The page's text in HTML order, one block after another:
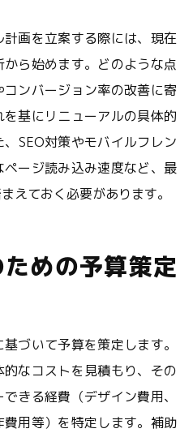
画を立案する際には、現在
ら始めます。どのような点
ンバージョン率の改善に寄
基にリニューアルの具体的
SEO対策やモバイルフレン
ージ読み込み速度など、最
えておく必要があります。
めの予算策定
づいて予算を策定します。
なコストを見積もり、その
きる経費（デザイン費用、
用等）を特定します。補助